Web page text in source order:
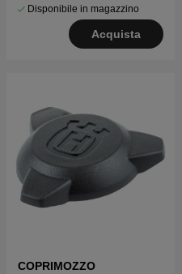
Disponibile in magazzino
Acquista
COPRIMOZZO